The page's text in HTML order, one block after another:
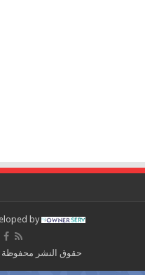
Website Designed and Developed by
حقوق النشر محفوظة